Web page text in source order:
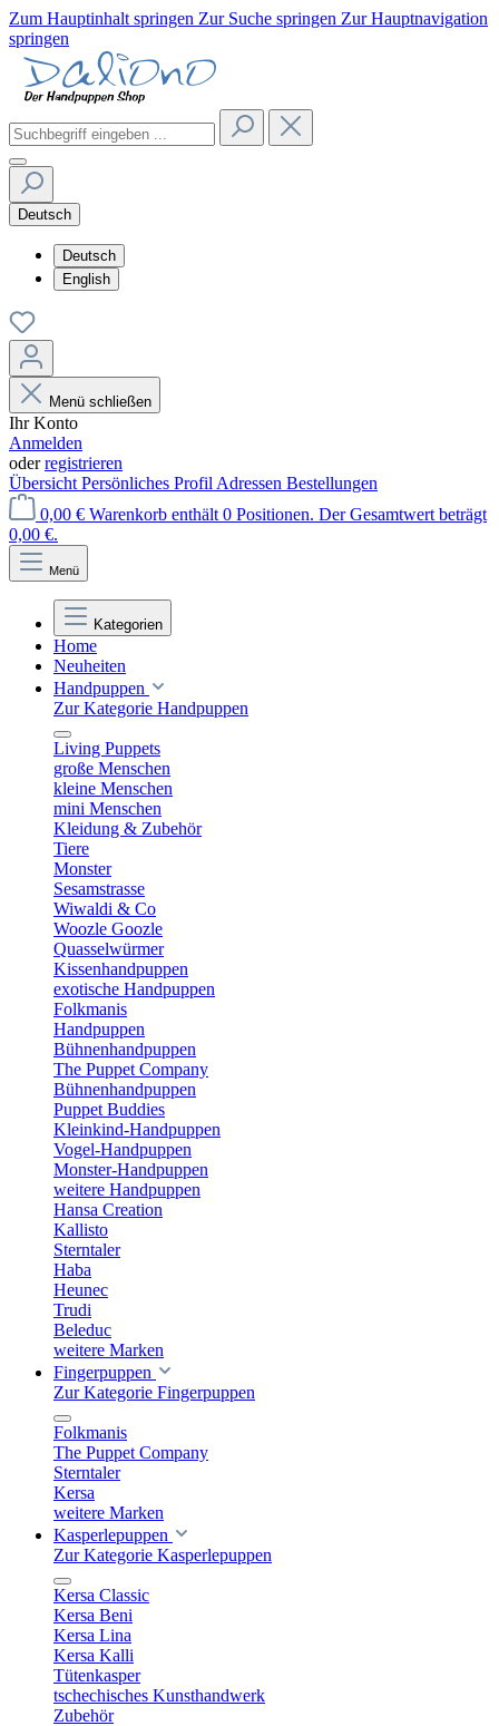
Zum Hauptinhalt springen Zur Suche springen Zur Hauptnavigation
springen
Deutsch
Deutsch
English
Menü schließen
Ihr Konto
Anmelden
oderregistrieren
Übersicht Persönliches Profil Adressen Bestellungen
0,00 € Warenkorb enthält 0 Positionen. Der Gesamtwert beträgt
0,00 €.
Menü
Kategorien
Home
Neuheiten
Handpuppen
Zur Kategorie Handpuppen
Living Puppets
große Menschen
kleine Menschen
mini Menschen
Kleidung & Zubehör
Tiere
Monster
Sesamstrasse
Wiwaldi & Co
Woozle Goozle
Quasselwürmer
Kissenhandpuppen
exotische Handpuppen
Folkmanis
Handpuppen
Bühnenhandpuppen
The Puppet Company
Bühnenhandpuppen
Puppet Buddies
Kleinkind-Handpuppen
Vogel-Handpuppen
Monster-Handpuppen
weitere Handpuppen
Hansa Creation
Kallisto
Sterntaler
Haba
Heunec
Trudi
Beleduc
weitere Marken
Fingerpuppen
Zur Kategorie Fingerpuppen
Folkmanis
The Puppet Company
Sterntaler
Kersa
weitere Marken
Kasperlepuppen
Zur Kategorie Kasperlepuppen
Kersa Classic
Kersa Beni
Kersa Lina
Kersa Kalli
Tütenkasper
tschechisches Kunsthandwerk
Zubehör